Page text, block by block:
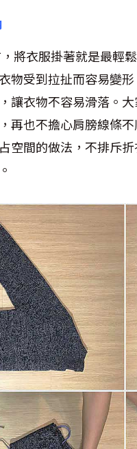
將衣服掛著就是最輕
物受到拉扯而容易變
讓衣物不容易滑落。
再也不擔心肩膀線條不
空間的做法，不排斥